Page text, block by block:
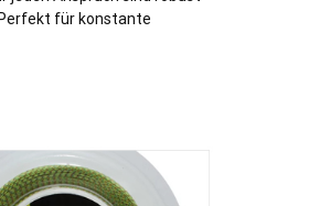
für konstante